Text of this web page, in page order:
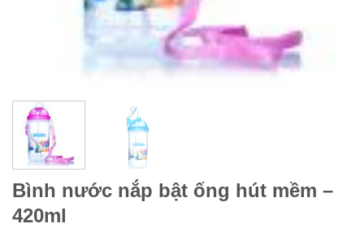
Bình nước nắp bật ống hút mềm –
420ml